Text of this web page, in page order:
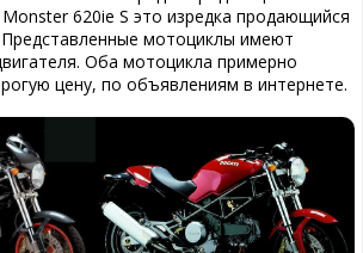
620ie S это изредка продающийся
мотоциклы имеют
Оба мотоцикла примерно
цену, по объявлениям в интернете.